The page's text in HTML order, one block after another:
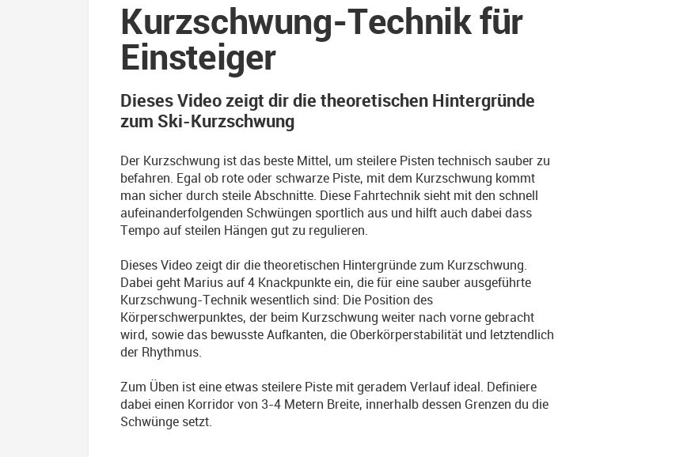
Kurzschwung-Technik für
Einsteiger
Dieses Video zeigt dir die theoretischen Hintergründe
zum Ski-Kurzschwung
Der Kurzschwung ist das beste Mittel, um steilere Pisten technisch sauber zu
befahren. Egal ob rote oder schwarze Piste, mit dem Kurzschwung kommt
man sicher durch steile Abschnitte. Diese Fahrtechnik sieht mit den schnell
aufeinanderfolgenden Schwüngen sportlich aus und hilft auch dabei dass
Tempo auf steilen Hängen gut zu regulieren.
Dieses Video zeigt dir die theoretischen Hintergründe zum Kurzschwung.
Dabei geht Marius auf 4 Knackpunkte ein, die für eine sauber ausgeführte
Kurzschwung-Technik wesentlich sind: Die Position des
Körperschwerpunktes, der beim Kurzschwung weiter nach vorne gebracht
wird, sowie das bewusste Aufkanten, die Oberkörperstabilität und letztendlich
der Rhythmus.
Zum Üben ist eine etwas steilere Piste mit geradem Verlauf ideal. Definiere
dabei einen Korridor von 3-4 Metern Breite, innerhalb dessen Grenzen du die
Schwünge setzt.